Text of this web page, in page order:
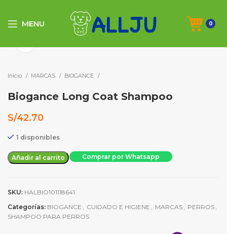
MENU 0
Inicio MARCAS BIOGANCE
Biogance Long Coat Shampoo
S/42.70
1 disponibles
Añadir al carrito Comprar por Whatsapp
SKU: HALBIO101118641
Categorías: BIOGANCE , CUIDADO E HIGIENE , MARCAS , PERROS ,
SHAMPOO PARA PERROS